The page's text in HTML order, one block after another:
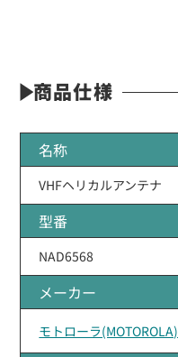
商品仕様
名称
VHFヘリカルアンテナ
型番
NAD6568
メーカー
モトローラ(MOTOROLA)